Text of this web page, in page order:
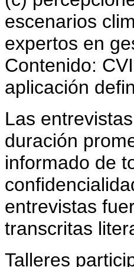
escenarios
expertos en
Contenido:
aplicación
Las
duración
informado de
entrevistas
transcritas
Talleres